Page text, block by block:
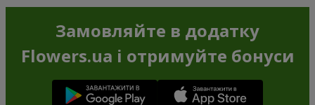
Замовляйте в додатку
Flowers.ua і отримуйте бонуси